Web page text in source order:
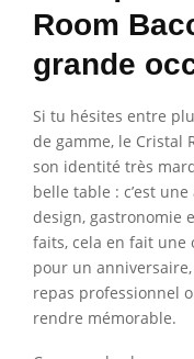
Room
grande
Si tu hésites entre
de gamme, le Cristal
son identité très
belle table : c’est
design, gastronomie
faits, cela en fait
pour un
repas professionnel
rendre mémorable.